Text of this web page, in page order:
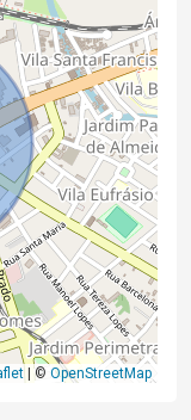
© OpenStreetMap